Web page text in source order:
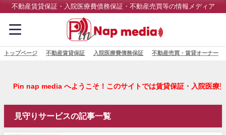
不動産賃貸保証・入院医療費債務保証・不動産売買等の情報メディア
トップページ 不動産賃貸保証 入院医療費債務保証 不動産売買・賃貸オーナー
Pin nap media へようこそ！このサイトでは賃貸保証・入
見守りサービスの記事一覧